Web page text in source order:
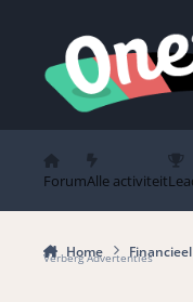
ForumAlle activiteit
Home Financieel
Verberg Advertenties